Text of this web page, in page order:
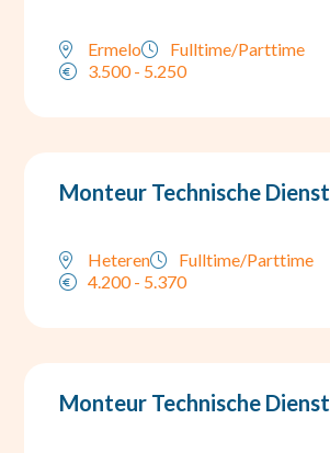
Ermelo
Fulltime/Parttime
3.500 - 5.250
Monteur Technische Dienst
Heteren
Fulltime/Parttime
4.200 - 5.370
Monteur Technische Dienst